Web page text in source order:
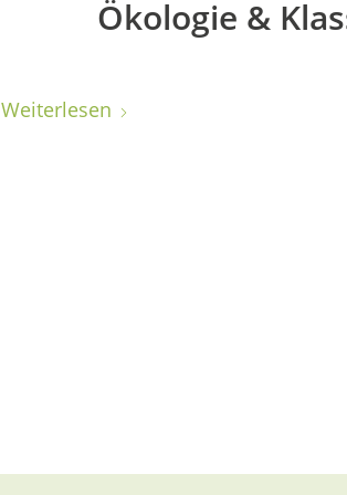
Ökologie &
Weiterlesen